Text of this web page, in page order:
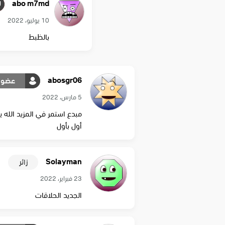
abo m7md
10 يوليو، 2022
بالظبط
abosgr06 عضو
5 مارس، 2022
مبدع استمر في المزيد
أول بأول
Solayman زائر
23 فبراير، 2022
الجديد الحلاقات